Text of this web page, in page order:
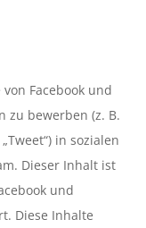
Facebook und
zu bewerben (z. B.
in sozialen
Dieser Inhalt ist
und
Diese Inhalte